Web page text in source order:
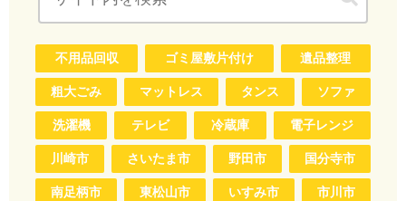
不用品回収 ゴミ屋敷片付け 遺品整理
粗大ごみ マットレス タンス ソファ
洗濯機 テレビ 冷蔵庫 電子レンジ
川崎市 さいたま市 野田市 国分寺市
南足柄市 東松山市 いすみ市 市川市